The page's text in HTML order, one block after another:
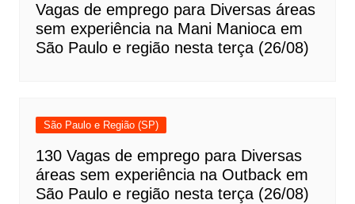
Vagas de emprego para Diversas áreas
sem experiência na Mani Manioca em
São Paulo e região nesta terça (26/08)
São Paulo e Região (SP)
130 Vagas de emprego para Diversas
áreas sem experiência na Outback em
São Paulo e região nesta terça (26/08)